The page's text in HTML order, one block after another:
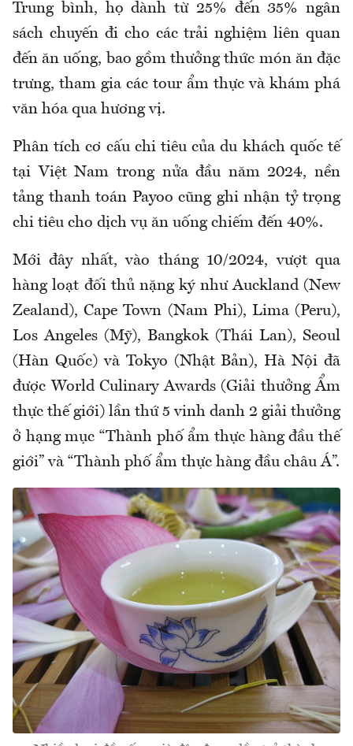
Trung bình, họ dành từ 25% đến 35% ngân
sách chuyến đi cho các trải nghiệm liên quan
đến ăn uống, bao gồm thưởng thức món ăn đặc
trưng, tham gia các tour ẩm thực và khám phá
văn hóa qua hương vị.
Phân tích cơ cấu chi tiêu của du khách quốc tế
tại Việt Nam trong nửa đầu năm 2024, nền
tảng thanh toán Payoo cũng ghi nhận tỷ trọng
chi tiêu cho dịch vụ ăn uống chiếm đến 40%.
Mới đây nhất, vào tháng 10/2024, vượt qua
hàng loạt đối thủ nặng ký như Auckland (New
Zealand), Cape Town (Nam Phi), Lima (Peru),
Los Angeles (Mỹ), Bangkok (Thái Lan), Seoul
(Hàn Quốc) và Tokyo (Nhật Bản), Hà Nội đã
được World Culinary Awards (Giải thưởng Ẩm
thực thế giới) lần thứ 5 vinh danh 2 giải thưởng
ở hạng mục “Thành phố ẩm thực hàng đầu thế
giới” và “Thành phố ẩm thực hàng đầu châu Á”.